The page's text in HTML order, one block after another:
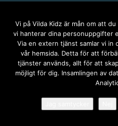
076-
SOCIALA
Vi på Vilda Kidz är mån om att
vi hanterar dina personuppgifter
Via en extern tjänst samlar vi in
vår hemsida. Detta för att
tjänster används, allt för att
möjligt för dig. Insamlingen av